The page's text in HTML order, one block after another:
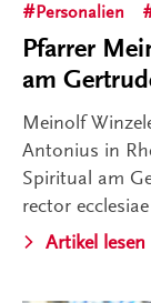
Personalien
Pfarrer
am
Meinolf
Antonius in
Spiritual am
rector
Artikel lesen